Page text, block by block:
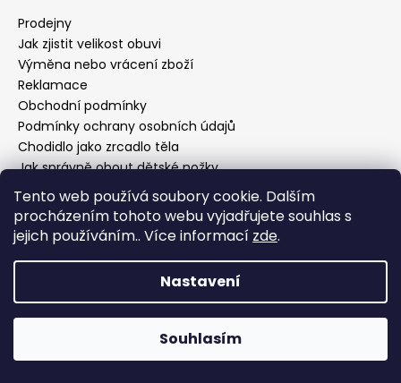
Tento web používá soubory cookie. Dalším
procházením tohoto webu vyjadřujete souhlas s
jejich používáním.. Více informací zde.
Nastavení
Souhlasím
Prodejny
Jak zjistit velikost obuvi
Výměna nebo vrácení zboží
Reklamace
Obchodní podmínky
Podmínky ochrany osobních údajů
Chodidlo jako zrcadlo těla
Jak správně obout dětské nožky
Facebook